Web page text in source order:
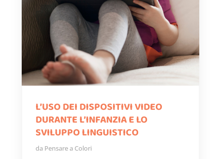
L’USO DEI DISPOSITIVI VIDEO
DURANTE L’INFANZIA E LO
SVILUPPO LINGUISTICO
da Pensare a Colori